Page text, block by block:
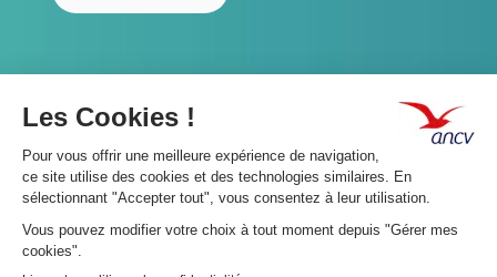
A propos 👇